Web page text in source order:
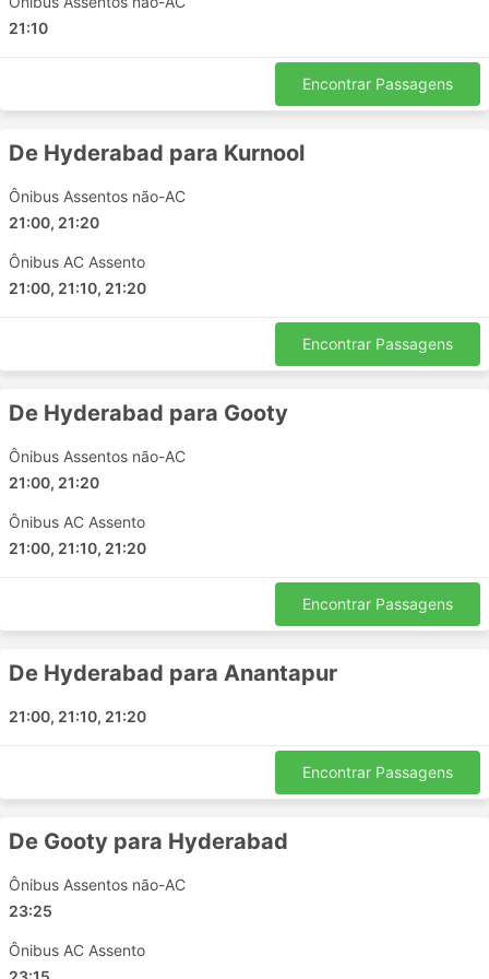
Dk Savarkar Travels incluem:
Gooty
Guntur Andhra Pradesh
Pulivendula
Muddanur
Tadimarri
Kadapa
Mudigubba
Nandyal
Secunderabad
Jammalamadugu
Secunderabad
Bengaluru
Hubli
Porumamilla
Proddutur
Principais Destinos da Dk Savarkar
Os ônibus da Dk Savarkar Travels percorre várias rotas
e aqui está a lista de algumas das mais populares:
Dharmavaram - Hyderabad
21:10
Encontrar Passagens
De Hyderabad para Kurnool
Ônibus Assentos não-AC
21:00, 21:20
Ônibus AC Assento
21:00, 21:10, 21:20
Encontrar Passagens
De Hyderabad para Gooty
Ônibus Assentos não-AC
21:00, 21:20
Ônibus AC Assento
21:00, 21:10, 21:20
Encontrar Passagens
De Hyderabad para Anantapur
21:00, 21:10, 21:20
Encontrar Passagens
De Gooty para Hyderabad
Ônibus Assentos não-AC
23:25
Ônibus AC Assento